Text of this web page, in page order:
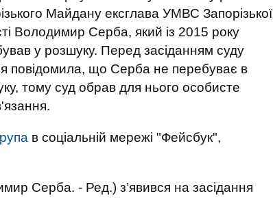
Майдану ексглава УМВС Запорізької
Володимир Серба, який із 2015 року
у розшуку. Перед засіданням суду
повідомила, що Серба не перебуває в
тому суд обрав для нього особисте
в соціальній мережі "Фейсбук",
Серба. - Ред.) з’явився на засідання